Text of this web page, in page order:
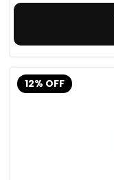
12% OFF